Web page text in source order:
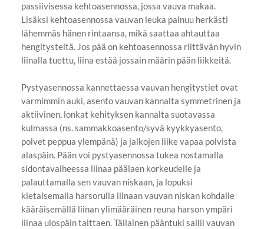
passiivisessa kehtoasennossa, jossa vauva makaa.
Lisäksi kehtoasennossa vauvan leuka painuu herkästi
lähemmäs hänen rintaansa, mikä saattaa ahtauttaa
hengitysteitä. Jos pää on kehtoasennossa riittävän hyvin
liinalla tuettu, liina estää jossain määrin pään liikkeitä.
Pystyasennossa kannettaessa vauvan hengitystiet ovat
varmimmin auki, asento vauvan kannalta symmetrinen ja
aktiivinen, lonkat kehityksen kannalta suotavassa
kulmassa (ns. sammakkoasento/syvä kyykkyasento,
polvet peppua ylempänä) ja jalkojen liike vapaa polvista
alaspäin. Pään voi pystyasennossa tukea nostamalla
sidontavaiheessa liinaa päälaen korkeudelle ja
palauttamalla sen vauvan niskaan, ja lopuksi
kietaisemalla harsorulla liinaan vauvan niskan kohdalle
kääräisemällä liinan ylimääräinen reuna harson ympäri
liinaa ulospäin taittaen. Tällainen pääntuki sallii vauvan